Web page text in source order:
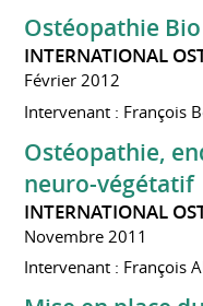
Ostéopathie
INTERNATIONAL
Février 2012
Intervenant : François
Ostéopathie,
neuro-végétatif
INTERNATIONAL
Novembre 2011
Intervenant : François